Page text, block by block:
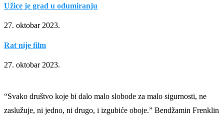
Užice je grad u odumiranju
27. oktobar 2023.
Rat nije film
27. oktobar 2023.
“Svako društvo koje bi dalo malo slobode za malo sigurnosti, ne
zaslužuje, ni jedno, ni drugo, i izgubiće oboje.” Bendžamin Frenklin